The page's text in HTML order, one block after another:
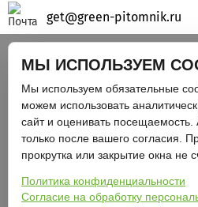
get@green-pitomnik.ru
2015 - 2026 © Грин
ИП Крылова Елена
ИНН:
ОГРН:
МЫ ИСПОЛЬЗУЕМ
Мы используем обязательные
можем использовать
сайт и оценивать посещаемость.
только после вашего согласия.
прокрутка или закрытие окна не
Политика конфиденциальности
Согласие на обработку